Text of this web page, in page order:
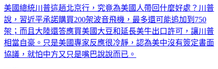
美國總統川普這趟北京行，究竟為美國人帶回什麼好處？川普
說，習近平承諾購買200架波音飛機，最多還可能追加到750
架；而且大陸還答應買美國大豆和延長美牛出口許可，讓川普
相當自豪。只是美國專家反應很冷靜，認為美中沒有簽定書面
協議，就怕中方又只是嘴巴說說而已。